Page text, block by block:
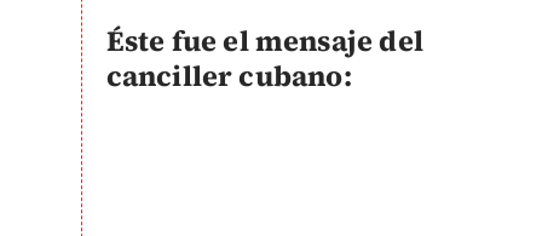
Éste fue el mensaje del
canciller cubano: